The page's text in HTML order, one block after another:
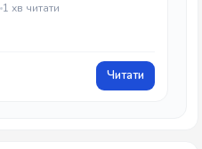
1 хв читати
Читати